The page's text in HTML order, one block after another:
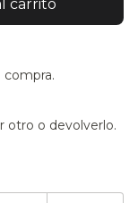
compra.
otro o devolverlo.